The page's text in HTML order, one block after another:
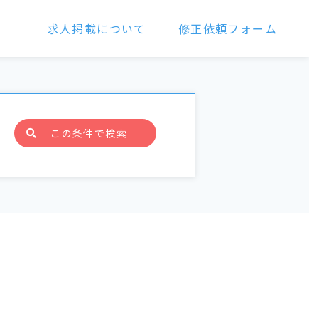
求人掲載について 修正依頼フォーム
この条件で検索